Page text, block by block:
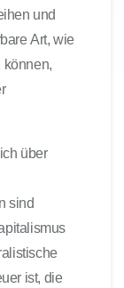
und
Art, wie
über
sind
ist, die